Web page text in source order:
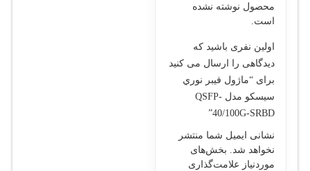
محصول نوشته نشده
است.
اولین نفری باشید که
دیدگاهی را ارسال می کنید
برای “ماژول فيبر نوري
سيسکو مدل QSFP-
40/100G-SRBD”
نشانی ایمیل شما منتشر
نخواهد شد. بخش‌های
موردنیاز علامت‌گذاری